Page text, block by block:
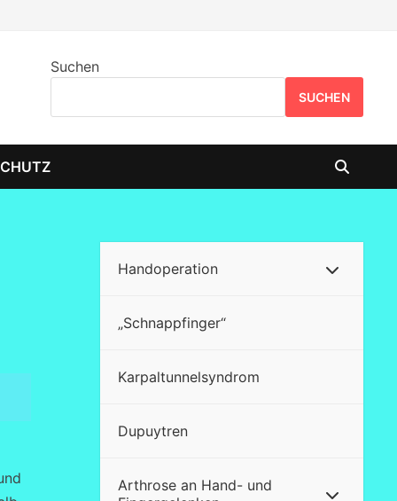
Suchen
SUCHEN
Handoperation
„Schnappfinger“
Karpaltunnelsyndrom
Dupuytren
Arthrose an Hand- und